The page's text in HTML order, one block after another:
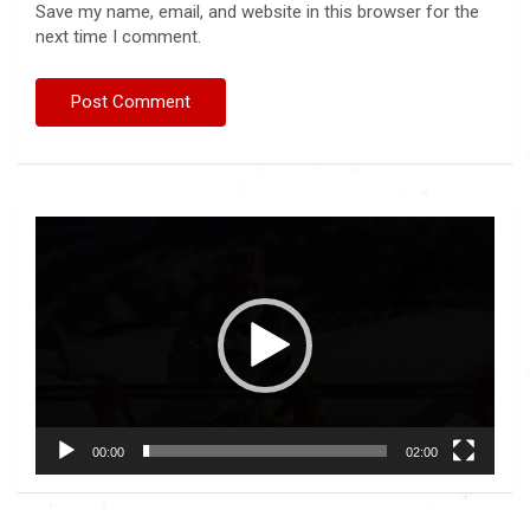
Save my name, email, and website in this browser for the
next time I comment.
00:00 02:00